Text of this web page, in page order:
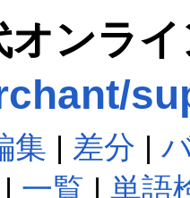
オンラ
集 | 差分 |
| 一覧 | 単語